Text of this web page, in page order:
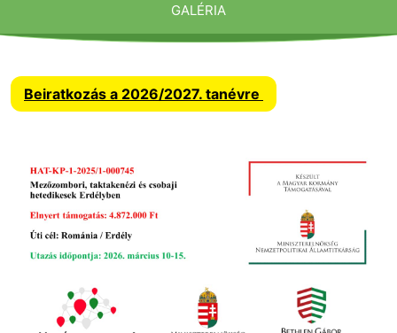
GALÉRIA
Beiratkozás a 2026/2027. tanévre